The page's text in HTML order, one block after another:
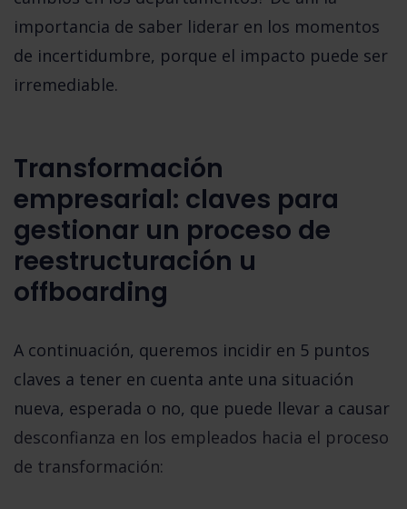
importancia de saber liderar en los momentos
de incertidumbre, porque el impacto puede ser
irremediable.
Transformación
empresarial: claves para
gestionar un proceso de
reestructuración u
offboarding
A continuación, queremos incidir en 5 puntos
claves a tener en cuenta ante una situación
nueva, esperada o no, que puede llevar a causar
desconfianza en los empleados hacia el proceso
de transformación: